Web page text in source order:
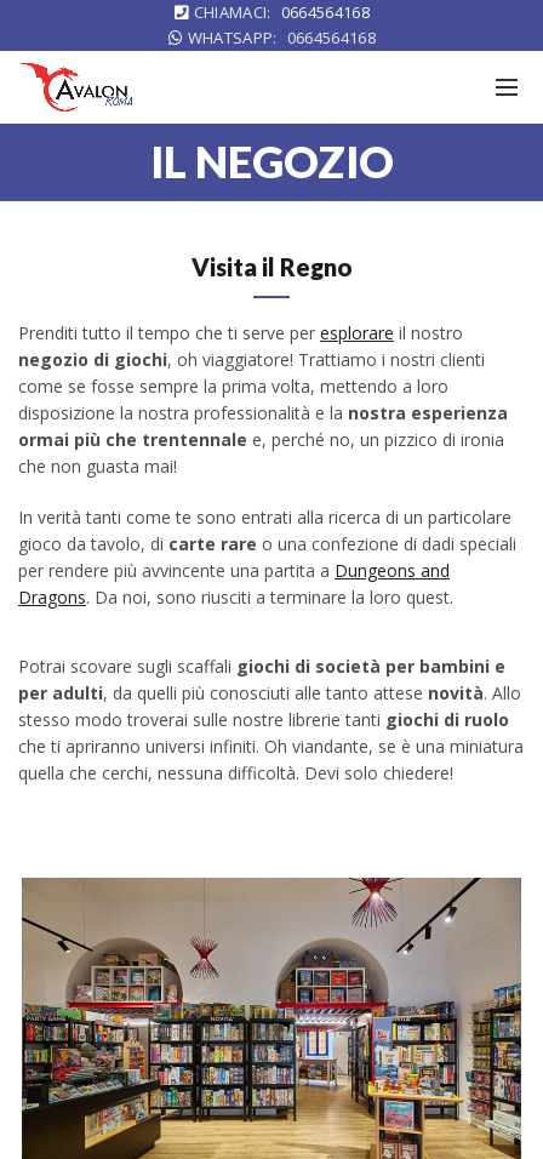
CHIAMACI:
0664564168
WHATSAPP:
0664564168
IL NEGOZIO
Visita il Regno
Prenditi tutto il tempo che ti serve per esplorare il nostro
negozio di giochi, oh viaggiatore! Trattiamo i nostri clienti
come se fosse sempre la prima volta, mettendo a loro
disposizione la nostra professionalità e la nostra esperienza
ormai più che trentennale e, perché no, un pizzico di ironia
che non guasta mai!
In verità tanti come te sono entrati alla ricerca di un particolare
gioco da tavolo, di carte rare o una confezione di dadi speciali
per rendere più avvincente una partita a Dungeons and
Dragons. Da noi, sono riusciti a terminare la loro quest.
Potrai scovare sugli scaffali giochi di società per bambini e
per adulti, da quelli più conosciuti alle tanto attese novità. Allo
stesso modo troverai sulle nostre librerie tanti giochi di ruolo
che ti apriranno universi infiniti. Oh viandante, se è una miniatura
quella che cerchi, nessuna difficoltà. Devi solo chiedere!